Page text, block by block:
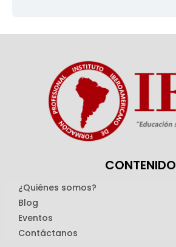
CONTENIDO
¿Quiénes somos?
Blog
Eventos
Contáctanos